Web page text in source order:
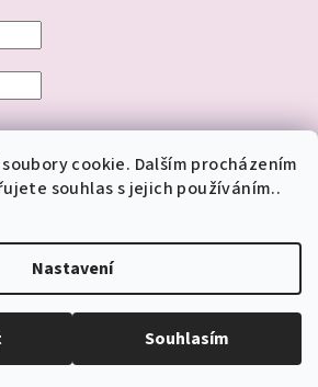
cookie. Dalším procházením
souhlas s jejich používáním..
Nastavení
Souhlasím
heslo
. Všechna práva
Upravit nastavení cookies
Vytvořil Shoptet